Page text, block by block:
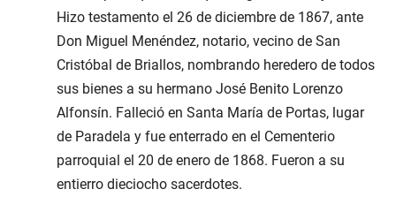
Hizo testamento el 26 de diciembre de 1867, ante
Don Miguel Menéndez, notario, vecino de San
Cristóbal de Briallos, nombrando heredero de todos
sus bienes a su hermano José Benito Lorenzo
Alfonsín. Falleció en Santa María de Portas, lugar
de Paradela y fue enterrado en el Cementerio
parroquial el 20 de enero de 1868. Fueron a su
entierro dieciocho sacerdotes.